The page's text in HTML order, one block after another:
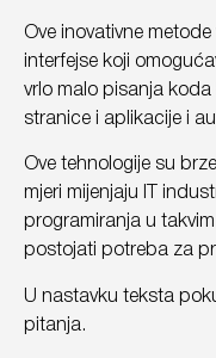
Ove inovativne
interfejse koji
vrlo malo pisanja
stranice i aplikacije i
Ove tehnologije su
mjeri mijenjaju IT
programiranja u
postojati potreba za
U nastavku teksta
pitanja.